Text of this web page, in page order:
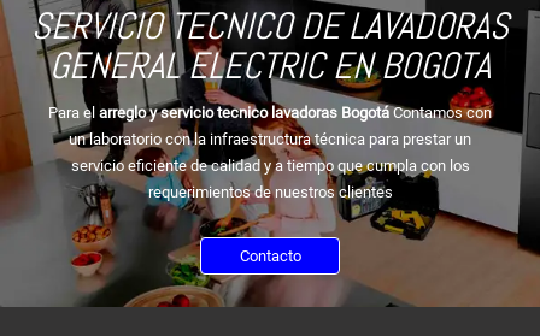
SERVICIO TECNICO DE LAVADORAS
GENERAL ELECTRIC EN BOGOTA
Para el arreglo y servicio tecnico lavadoras Bogotá Contamos con
un laboratorio con la infraestructura técnica para prestar un
servicio eficiente de calidad y a tiempo que cumpla con los
requerimientos de nuestros clientes
Contacto